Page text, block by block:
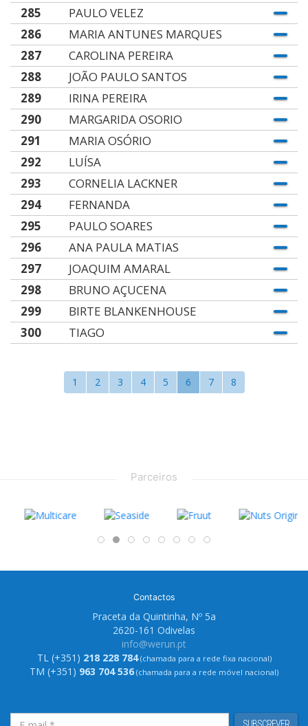
285
PAULO VELEZ
286
MARIA ANTUNES MARQUES
287
CAROLINA PEREIRA
288
JOÃO PAULO SANTOS
289
IRINA PEREIRA
290
MARGARIDA OSORIO
291
MARIA OSÓRIO
292
LUÍSA
293
CORNELIA LACKNER
294
FERNANDA
295
PAULO SOARES
296
ANA PAULA MATIAS
297
JOAQUIM AMARAL
298
BRUNO AÇUCENA
299
BIRTE BLANKENHOUSE
300
TIAGO
1 2 3 4 5 6 7 8
Parceiros
Contactos
Praceta da Quintinha, Nº 5a
2620-161 Odivelas
info@werun.pt
TL (+351) 218 228 784(chamada para a rede fixa nacional)
TM (+351) 963 704 536 (chamada para a rede móvel nacional)